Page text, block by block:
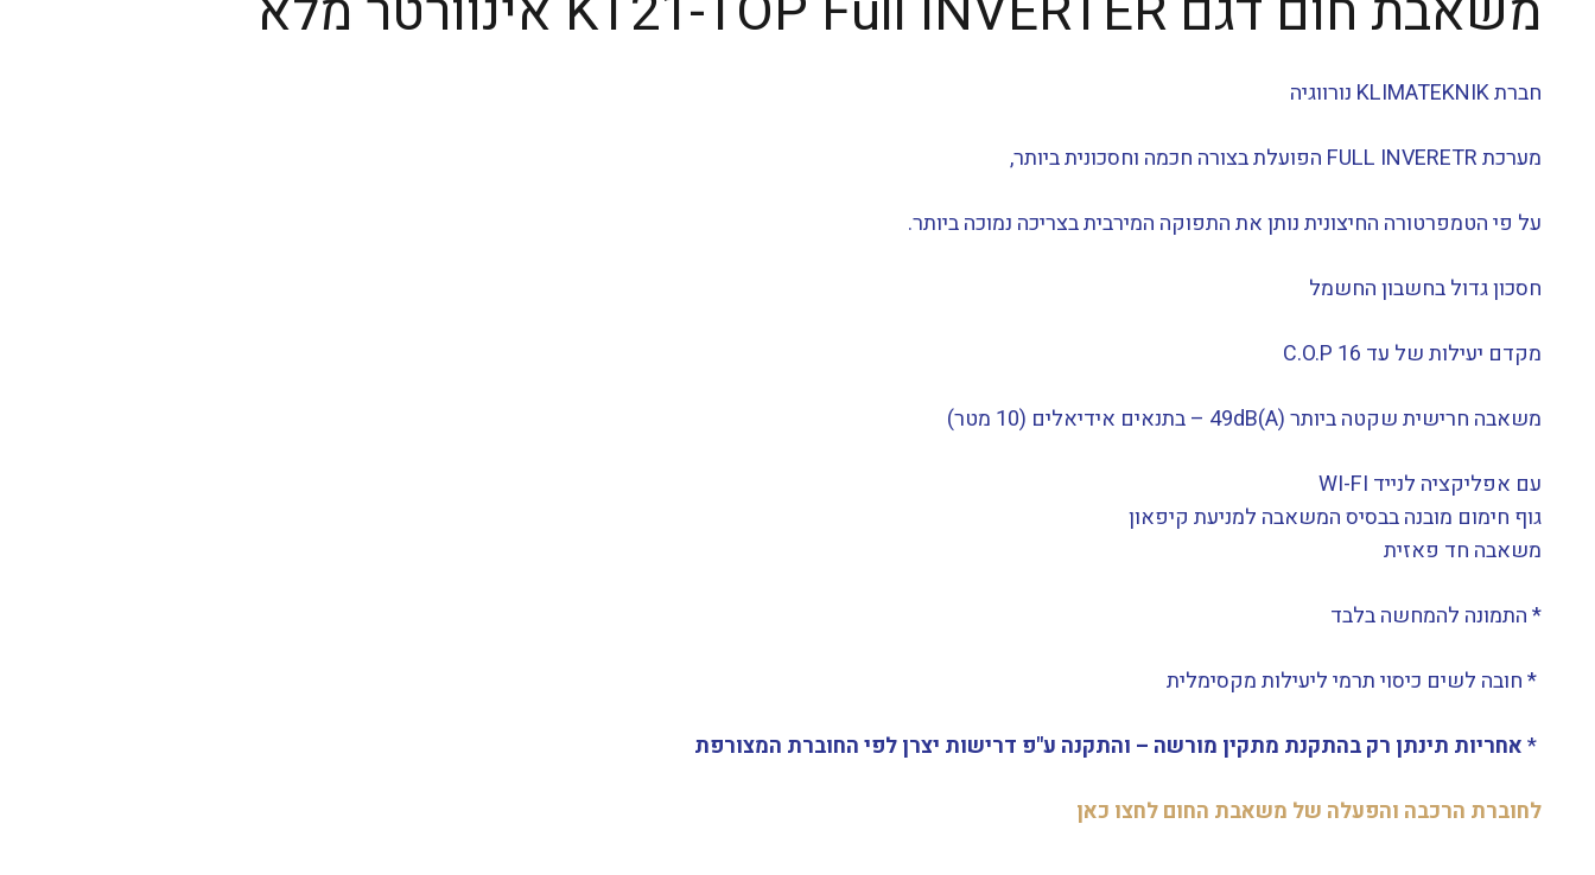
חברתKLIMATEKNIK נורווגיה
מערכת FULL INVERETR הפועלת בצורה חכמה וחסכונית ביותר,
על פי הטמפרטורה החיצונית נותן את התפוקה המירבית בצריכה נמוכה ביותר.
חסכון גדול בחשבון החשמל
מקדם יעילות של עד 16 C.O.P
משאבה חרישית שקטה ביותר (49dB(A – בתנאים אידיאלים (10 מטר)
עם אפליקציה לנייד WI-FI
גוף חימום מובנה בבסיס המשאבה למניעת קיפאון
משאבה חד פאזית
* התמונה להמחשה בלבד
* חובה לשים כיסוי תרמי ליעילות מקסימלית
*אחריות תינתן רק בהתקנת מתקין מורשה – והתקנה ע"פ דרישות יצרן לפי החוברת המצורפת
לחוברת הרכבה והפעלה של משאבת החום לחצו כאן